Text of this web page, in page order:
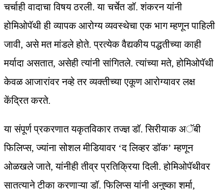
चर्चाही वादाचा विषय ठरली. या चर्चेत डॉ. शंकरन यांनी
होमिओपॅथी ही व्यापक आरोग्य व्यवस्थेचा एक भाग म्हणून पाहिली
जावी, असे मत मांडले होते. प्रत्येक वैद्यकीय पद्धतीच्या काही
मर्यादा असतात, असेही त्यांनी सांगितले. त्यांच्या मते, होमिओपॅथी
केवळ आजारांवर नव्हे तर व्यक्तीच्या एकूण आरोग्यावर लक्ष
केंद्रित करते.
या संपूर्ण प्रकरणात यकृतविकार तज्ज्ञ डॉ. सिरीयाक अॅबी
फिलिप्स, ज्यांना सोशल मीडियावर ‘द लिव्हर डॉक’ म्हणून
ओळखले जाते, यांनीही तीव्र प्रतिक्रिया दिली. होमिओपॅथीवर
सातत्याने टीका करणाऱ्या डॉ. फिलिप्स यांनी अनुष्का शर्मा,